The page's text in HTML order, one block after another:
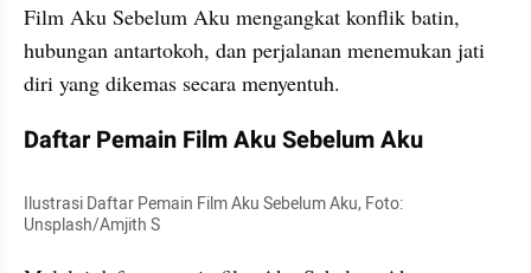
Film Aku Sebelum Aku mengangkat konflik batin,
hubungan antartokoh, dan perjalanan menemukan jati
diri yang dikemas secara menyentuh.
Daftar Pemain Film Aku Sebelum Aku
Ilustrasi Daftar Pemain Film Aku Sebelum Aku, Foto:
Unsplash/Amjith S